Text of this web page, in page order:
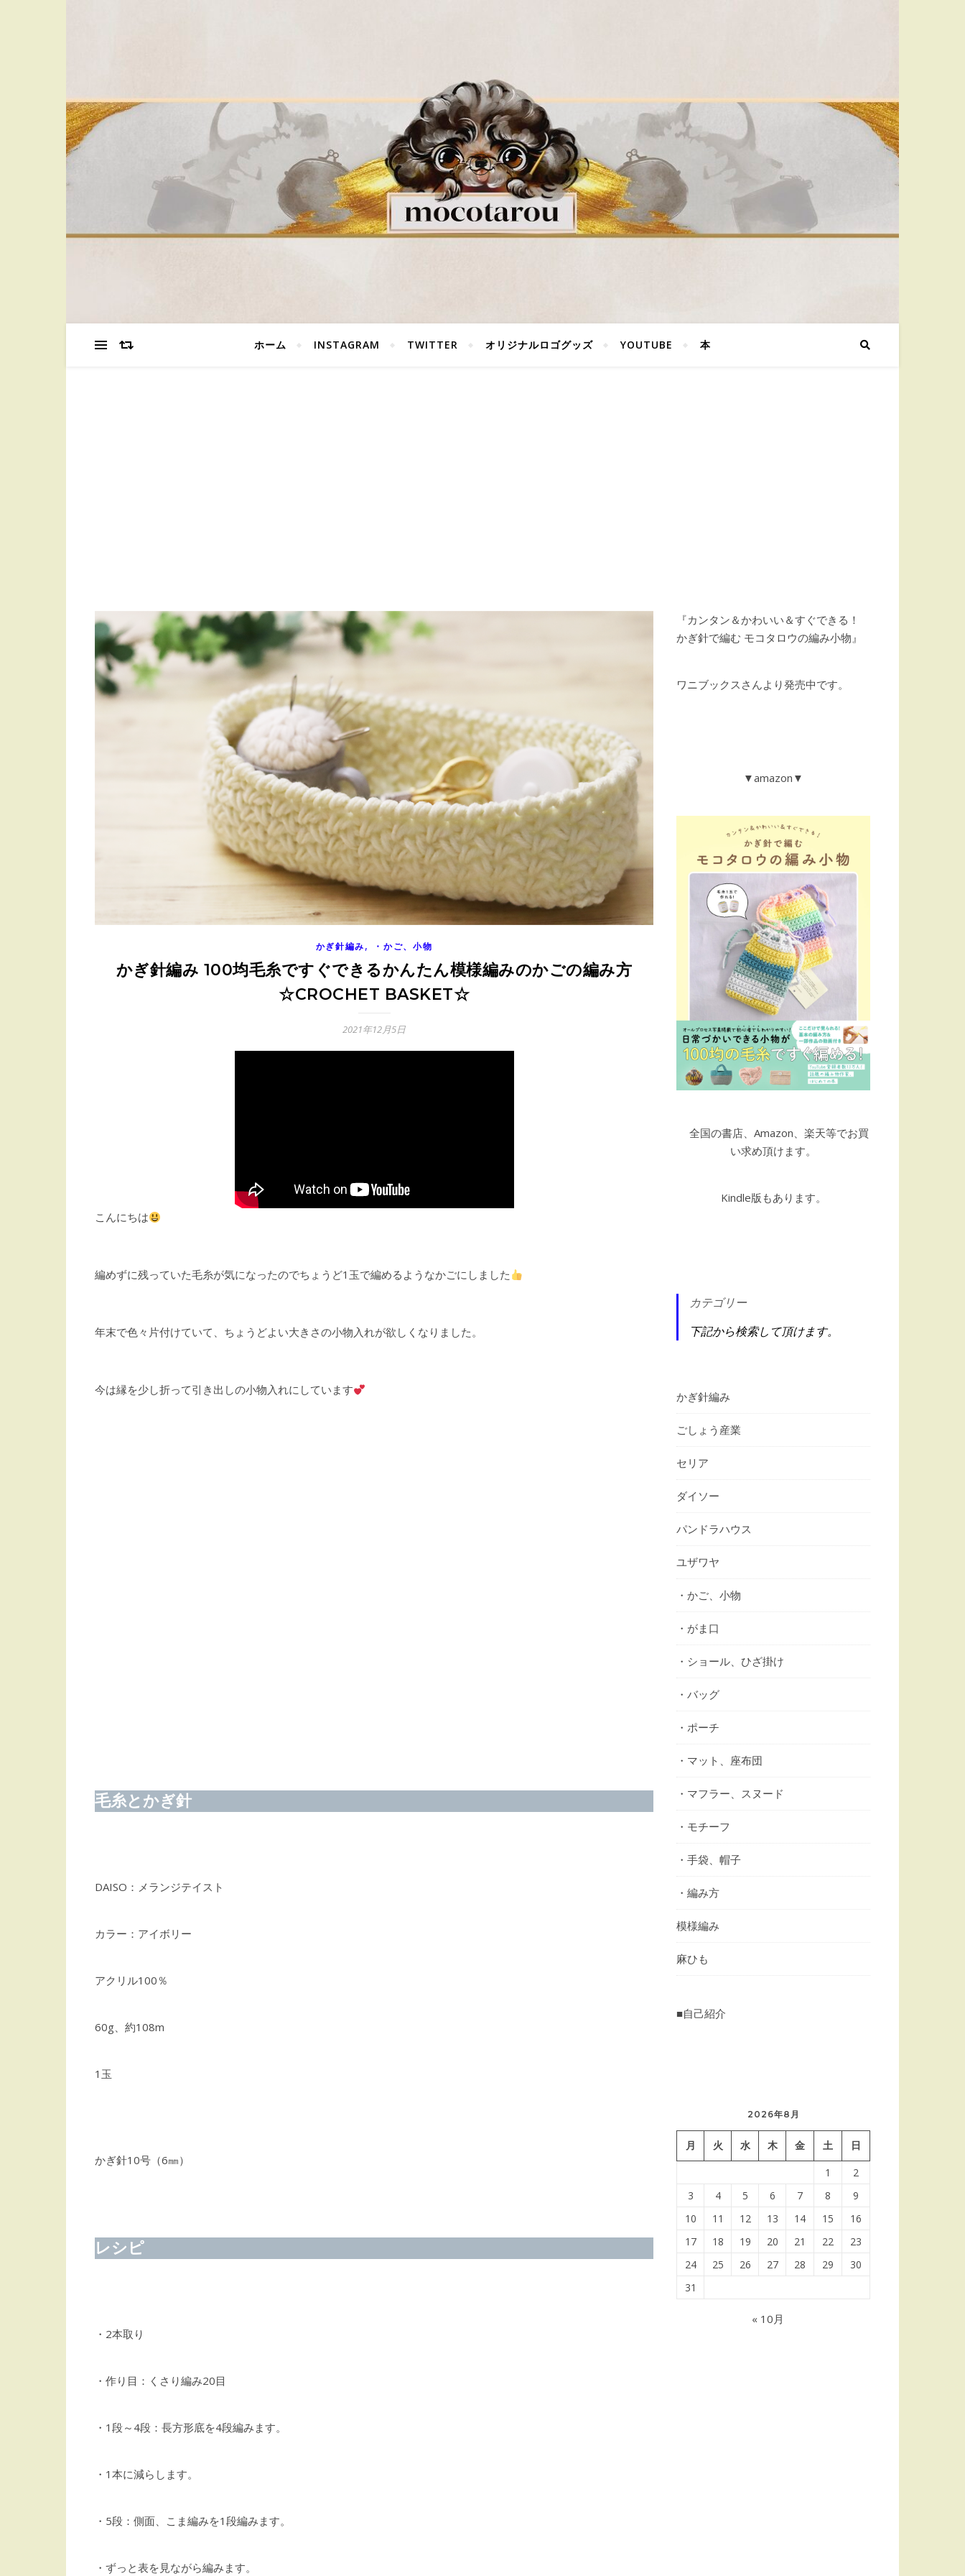
ホーム INSTAGRAM TWITTER オリジナルロゴグッズ YOUTUBE 本
かぎ針編み, ・かご、小物
かぎ針編み 100均毛糸ですぐできるかんたん模様編みのかごの編み方
☆CROCHET BASKET☆
2021年12月5日
こんにちは
編めずに残っていた毛糸が気になったのでちょうど1玉で編めるようなかごにしました
年末で色々片付けていて、ちょうどよい大きさの小物入れが欲しくなりました。
今は縁を少し折って引き出しの小物入れにしています
毛糸とかぎ針
DAISO：メランジテイスト
カラー：アイボリー
アクリル100％
60g、約108m
1玉
かぎ針10号（6㎜）
レシピ
・2本取り
・作り目：くさり編み20目
・1段～4段：長方形底を4段編みます。
・1本に減らします。
・5段：側面、こま編みを1段編みます。
・ずっと表を見ながら編みます。
『カンタン＆かわいい＆すぐできる！
かぎ針で編む モコタロウの編み小物』
ワニブックスさんより発売中です。
▼amazon▼
全国の書店、Amazon、楽天等でお買
い求め頂けます。
Kindle版もあります。
カテゴリー
下記から検索して頂けます。
かぎ針編み
ごしょう産業
セリア
ダイソー
パンドラハウス
ユザワヤ
・かご、小物
・がま口
・ショール、ひざ掛け
・バッグ
・ポーチ
・マット、座布団
・マフラー、スヌード
・モチーフ
・手袋、帽子
・編み方
模様編み
麻ひも
■自己紹介
2026年8月
月 火 水 木 金 土 日
1
2
3
4 5 6 7 8
9
10
11 12 13 14 15
16
17
18 19 20 21 22
23
24
25 26 27 28 29
30
31
« 10月